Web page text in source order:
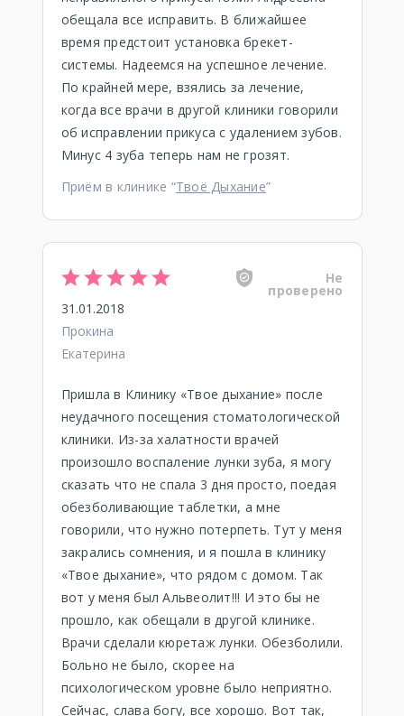
обещала все исправить. В ближайшее
время предстоит установка брекет-
системы. Надеемся на успешное лечение.
По крайней мере, взялись за лечение,
когда все врачи в другой клиники говорили
об исправлении прикуса с удалением зубов.
Минус 4 зуба теперь нам не грозят.
Приём в клинике “Твоё Дыхание”
Не
проверено
31.01.2018
Прокина
Екатерина
Пришла в Клинику «Твое дыхание» после
неудачного посещения стоматологической
клиники. Из-за халатности врачей
произошло воспаление лунки зуба, я могу
сказать что не спала 3 дня просто, поедая
обезболивающие таблетки, а мне
говорили, что нужно потерпеть. Тут у меня
закрались сомнения, и я пошла в клинику
«Твое дыхание», что рядом с домом. Так
вот у меня был Альвеолит!!! И это бы не
прошло, как обещали в другой клинике.
Врачи сделали кюретаж лунки. Обезболили.
Больно не было, скорее на
психологическом уровне было неприятно.
Сейчас, слава богу, все хорошо. Вот так,